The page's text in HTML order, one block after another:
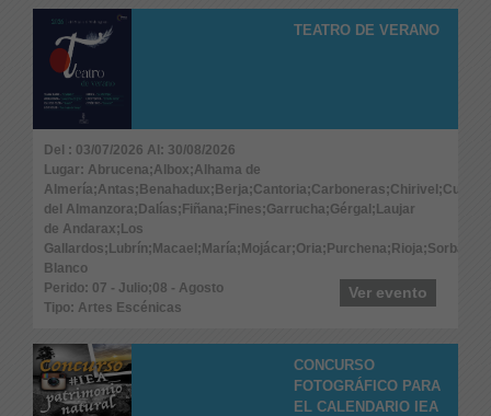
TEATRO DE VERANO
Del : 03/07/2026 Al: 30/08/2026
Lugar: Abrucena;Albox;Alhama de
Almería;Antas;Benahadux;Berja;Cantoria;Carboneras;Chirivel;Cuevas
del Almanzora;Dalías;Fiñana;Fines;Garrucha;Gérgal;Laujar
de Andarax;Los
Blanco
Perido: 07 - Julio;08 - Agosto
Tipo: Artes Escénicas
Ver evento
CONCURSO
FOTOGRÁFICO PARA
EL CALENDARIO IEA